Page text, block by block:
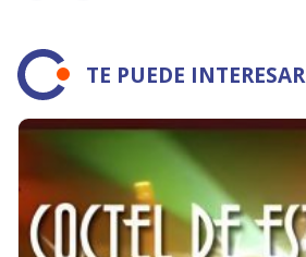
TE PUEDE INTERESAR